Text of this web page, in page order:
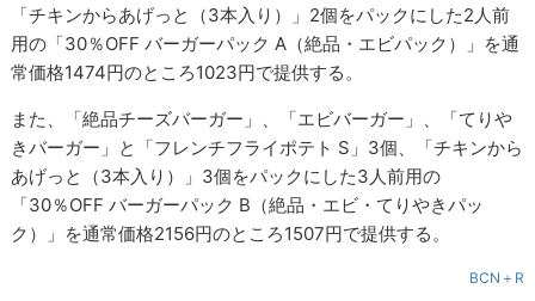
「チキンからあげっと（3本入り）」2個をパックにした2人前
用の「30％OFF バーガーパック A（絶品・エビパック）」を通
常価格1474円のところ1023円で提供する。
また、「絶品チーズバーガー」、「エビバーガー」、「てりや
きバーガー」と「フレンチフライポテト S」3個、「チキンから
あげっと（3本入り）」3個をパックにした3人前用の
「30％OFF バーガーパック B（絶品・エビ・てりやきパッ
ク）」を通常価格2156円のところ1507円で提供する。
BCN＋R